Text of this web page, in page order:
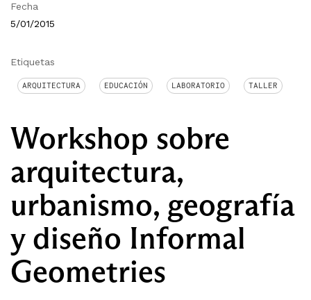
Fecha
5/01/2015
Etiquetas
ARQUITECTURA EDUCACIÓN LABORATORIO TALLER
Workshop sobre
arquitectura,
urbanismo, geografía
y diseño Informal
Geometries